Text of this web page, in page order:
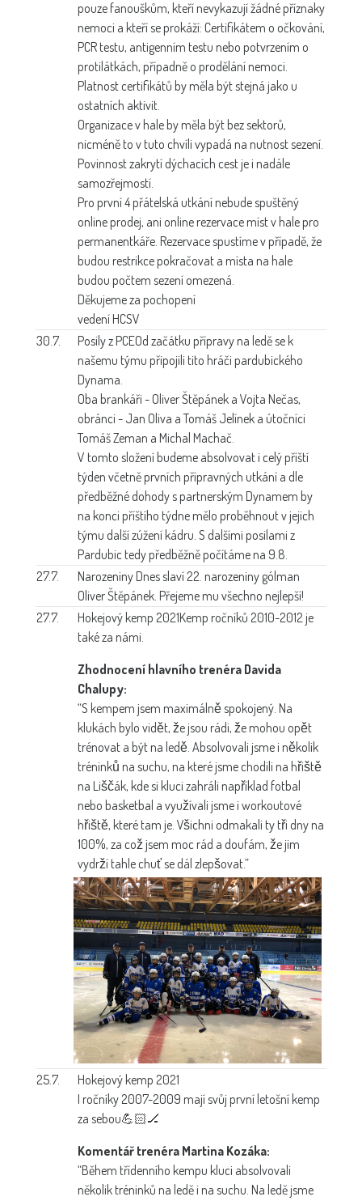
pouze fanouškům, kteří nevykazují žádné příznaky
nemoci a kteří se prokáží: Certifikátem o očkování,
PCR testu, antigenním testu nebo potvrzením o
protilátkách, případně o prodělání nemoci.
Platnost certifikátů by měla být stejná jako u
ostatních aktivit.
Organizace v hale by měla být bez sektorů,
nicméně to v tuto chvíli vypadá na nutnost sezení.
Povinnost zakrytí dýchacích cest je i nadále
samozřejmostí.
Pro první 4 přátelská utkání nebude spuštěný
online prodej, ani online rezervace míst v hale pro
permanentkáře. Rezervace spustíme v případě, že
budou restrikce pokračovat a místa na hale
budou počtem sezení omezená.
Děkujeme za pochopení
vedení HCSV
30.7.
Posily z PCEOd začátku přípravy na ledě se k
našemu týmu připojili tito hráči pardubického
Dynama.
Oba brankáři - Oliver Štěpánek a Vojta Nečas,
obránci - Jan Oliva a Tomáš Jelínek a útočníci
Tomáš Zeman a Michal Machač.
V tomto složení budeme absolvovat i celý příští
týden včetně prvních přípravných utkání a dle
předběžné dohody s partnerským Dynamem by
na konci příštího týdne mělo proběhnout v jejich
týmu další zúžení kádru. S dalšími posilami z
Pardubic tedy předběžně počítáme na 9.8.
27.7.
Narozeniny Dnes slaví 22. narozeniny gólman
Oliver Štěpánek. Přejeme mu všechno nejlepší!
27.7.
Hokejový kemp 2021Kemp ročníků 2010-2012 je
také za námi.
Zhodnocení hlavního trenéra Davida
Chalupy:
“S kempem jsem maximálně spokojený. Na
klukách bylo vidět, že jsou rádi, že mohou opět
trénovat a být na ledě. Absolvovali jsme i několik
tréninků na suchu, na které jsme chodili na hřiště
na Liščák, kde si kluci zahráli například fotbal
nebo basketbal a využívali jsme i workoutové
hřiště, které tam je. Všichni odmakali ty tři dny na
100%, za což jsem moc rád a doufám, že jim
vydrží tahle chuť se dál zlepšovat.”
25.7.
Hokejový kemp 2021
I ročníky 2007-2009 mají svůj první letošní kemp
za sebou💪🏻🏒
Komentář trenéra Martina Kozáka:
“Během třídenního kempu kluci absolvovali
několik tréninků na ledě i na suchu. Na ledě jsme